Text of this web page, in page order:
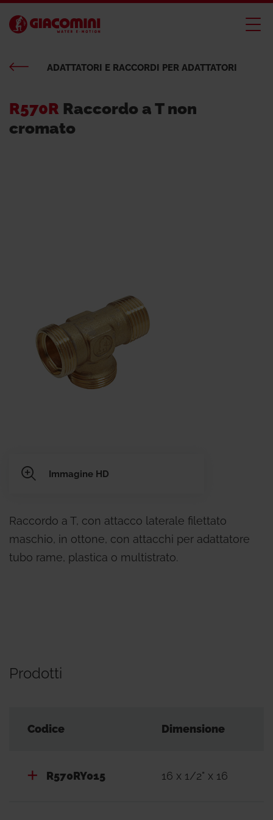
ADATTATORI E RACCORDI PER ADATTATORI
R570R Raccordo a T non
cromato
Immagine HD
Raccordo a T, con attacco laterale filettato
maschio, in ottone, con attacchi per adattatore
tubo rame, plastica o multistrato.
Prodotti
Codice Dimensione
R570RY015 16 x 1/2" x 16